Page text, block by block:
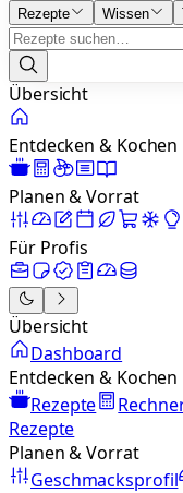
Rezepte Wissen
Übersicht
Entdecken & Kochen
Planen & Vorrat
Für Profis
Übersicht
Dashboard
Entdecken & Kochen
Rezepte
Rezepte
Planen & Vorrat
Geschmacksprofil